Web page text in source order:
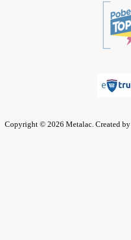
Copyright © 2026 Metalac. Created by